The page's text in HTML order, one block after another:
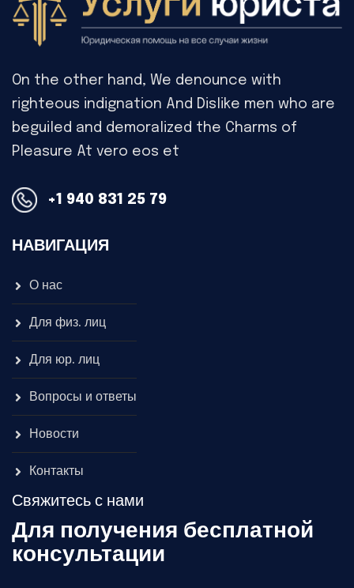
On the other hand, We denounce with
righteous indignation And Dislike men who are
beguiled and demoralized the Charms of
Pleasure At vero eos et
+1 940 831 25 79
НАВИГАЦИЯ
О нас
Для физ. лиц
Для юр. лиц
Вопросы и ответы
Новости
Контакты
Свяжитесь с нами
Для получения бесплатной
консультации